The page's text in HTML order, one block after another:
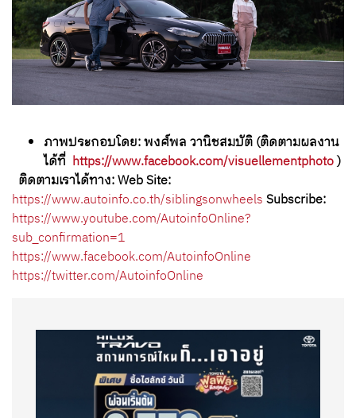
ภาพประกอบโดย: พงศ์พล วานิชสมบัติ (ติดตามผลงาน
ได้ที่ https://www.facebook.com/visuellementphoto)
ติดตามเราได้ทาง:Web Site:
https://www.autoinfo.co.th/siblingsonwheelsSubscribe:
https://www.youtube.com/AutoinfoOnline?
sub_confirmation=1
https://www.facebook.com/AutoinfoOnline
https://twitter.com/AutoinfoOnline